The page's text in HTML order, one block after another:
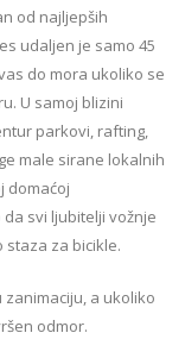
od najljepših
udaljen je samo 45
do mora ukoliko se
U samoj blizini
parkovi, rafting,
male sirane lokalnih
domaćoj
svi ljubitelji vožnje
za bicikle.
a ukoliko
odmor.